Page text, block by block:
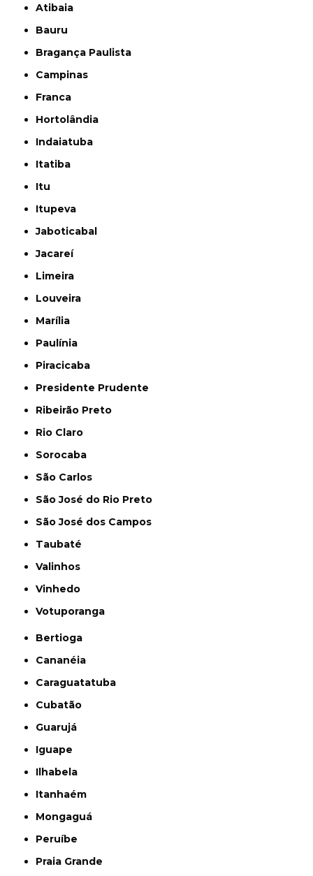
Atibaia
Bauru
Bragança Paulista
Campinas
Franca
Hortolândia
Indaiatuba
Itatiba
Itu
Itupeva
Jaboticabal
Jacareí
Limeira
Louveira
Marília
Paulínia
Piracicaba
Presidente Prudente
Ribeirão Preto
Rio Claro
Sorocaba
São Carlos
São José do Rio Preto
São José dos Campos
Taubaté
Valinhos
Vinhedo
Votuporanga
Bertioga
Cananéia
Caraguatatuba
Cubatão
Guarujá
Iguape
Ilhabela
Itanhaém
Mongaguá
Peruíbe
Praia Grande